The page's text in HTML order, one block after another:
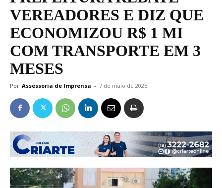
VEREADORES E DIZ QUE
ECONOMIZOU R$ 1 MI
COM TRANSPORTE EM 3
MESES
Por Assessoria de Imprensa - 7 de maio de 2025